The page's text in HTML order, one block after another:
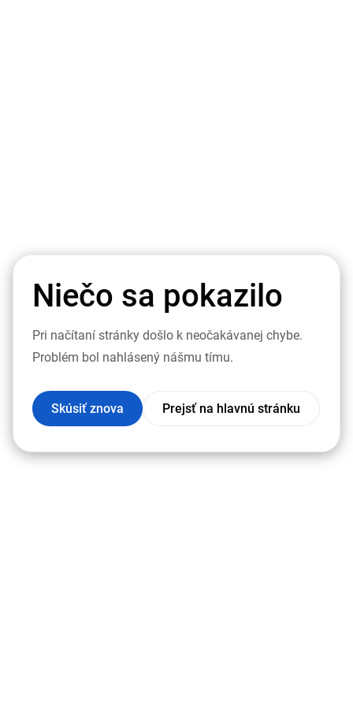
Niečo sa pokazilo
Pri načítaní stránky došlo k neočakávanej chybe.
Problém bol nahlásený nášmu tímu.
Skúsiť znova Prejsť na hlavnú stránku